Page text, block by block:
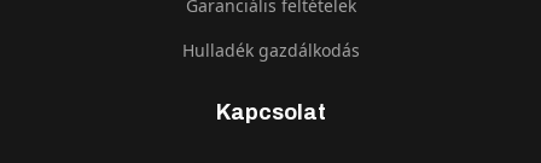
Garanciális feltételek
Hulladék gazdálkodás
Kapcsolat